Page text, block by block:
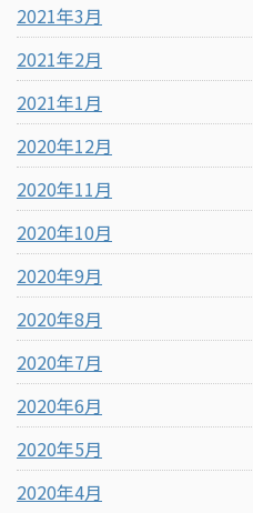
2021年3月
2021年2月
2021年1月
2020年12月
2020年11月
2020年10月
2020年9月
2020年8月
2020年7月
2020年6月
2020年5月
2020年4月